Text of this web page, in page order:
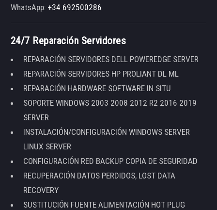
WhatsApp:+34 692500286
24/7 Reparación Servidores
REPARACIÓN SERVIDORES DELL POWEREDGE SERVER
REPARACIÓN SERVIDORES HP PROLIANT DL ML
REPARACIÓN HARDWARE SOFTWARE IN SITU
SOPORTE WINDOWS 2003 2008 2012 R2 2016 2019
SERVER
INSTALACIÓN/CONFIGURACIÓN WINDOWS SERVER
LINUX SERVER
CONFIGURACIÓN RED BACKUP COPIA DE SEGURIDAD
RECUPERACIÓN DATOS PERDIDOS, LOST DATA
RECOVERY
SUSTITUCIÓN FUENTE ALIMENTACIÓN HOT PLUG